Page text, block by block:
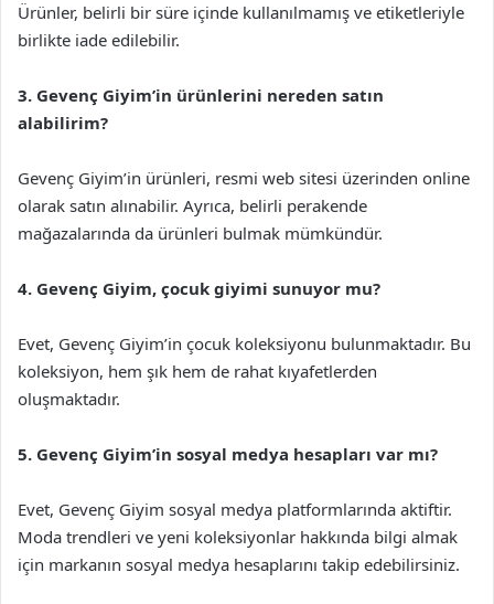
Ürünler, belirli bir süre içinde kullanılmamış ve etiketleriyle
birlikte iade edilebilir.
3. Gevenç Giyim’in ürünlerini nereden satın
alabilirim?
Gevenç Giyim’in ürünleri, resmi web sitesi üzerinden online
olarak satın alınabilir. Ayrıca, belirli perakende
mağazalarında da ürünleri bulmak mümkündür.
4. Gevenç Giyim, çocuk giyimi sunuyor mu?
Evet, Gevenç Giyim’in çocuk koleksiyonu bulunmaktadır. Bu
koleksiyon, hem şık hem de rahat kıyafetlerden
oluşmaktadır.
5. Gevenç Giyim’in sosyal medya hesapları var mı?
Evet, Gevenç Giyim sosyal medya platformlarında aktiftir.
Moda trendleri ve yeni koleksiyonlar hakkında bilgi almak
için markanın sosyal medya hesaplarını takip edebilirsiniz.